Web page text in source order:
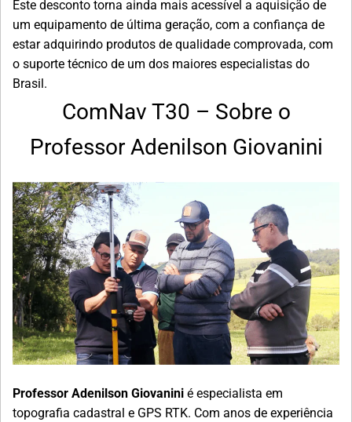
Este desconto torna ainda mais acessível a aquisição de
um equipamento de última geração, com a confiança de
estar adquirindo produtos de qualidade comprovada, com
o suporte técnico de um dos maiores especialistas do
Brasil.
ComNav T30 – Sobre o
Professor Adenilson Giovanini
Professor Adenilson Giovanini é especialista em
topografia cadastral e GPS RTK. Com anos de experiência